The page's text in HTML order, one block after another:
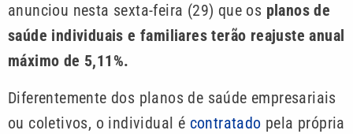
anunciou nesta sexta-feira (29) que os planos de
saúde individuais e familiares terão reajuste anual
máximo de 5,11%.
Diferentemente dos planos de saúde empresariais
ou coletivos, o individual é contratado pela própria